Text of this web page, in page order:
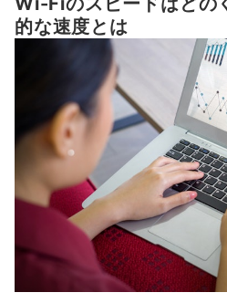
的な速度とは